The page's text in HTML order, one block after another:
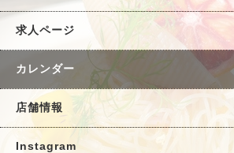
求人ページ
カレンダー
店舗情報
Instagram